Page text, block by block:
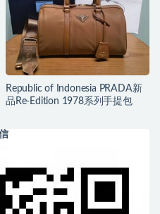
Republic of Indonesia PRADA新
品Re-Edition 1978系列手提包